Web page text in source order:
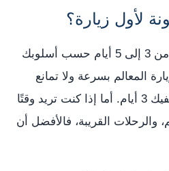
لأول زيارة؟
لأول زيارة، تكفي برشلونة من 3 إلى 5 أيام حسب أسلوبك
المعالم بسرعة ولا تمانع
جدولًا مزدحمًا، يمكن أن تكفيك 3 أيام. أما إذا كنت تريد وقتًا
والرحلات القريبة، فالأفضل أن